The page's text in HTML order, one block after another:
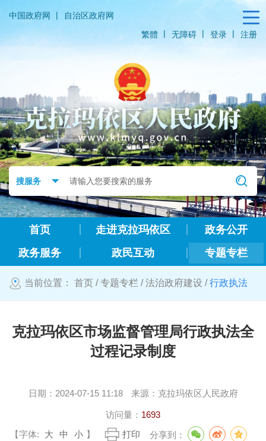
中国政府网 |
自治区政府网
繁體
| 无障碍 | 登录 | 注册
首页 走进克拉玛依区
政务公开
政务服务
政民互动 专题专栏
当前位置： 首页 /专题专栏 /法治政府建设 /行政执法
克拉玛依区市场监督管理局行政执法全
过程记录制度
日期： 2024-07-15 11:18 来源： 克拉玛依区人民政府
访问量： 1693
【字体:
大 中 小 】 打印 分享到：